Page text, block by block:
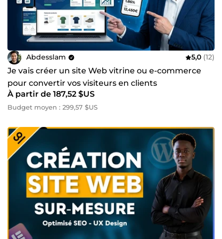
Abdesslam 5,0 (12)
Je vais créer un site Web vitrine ou e-commerce
pour convertir vos visiteurs en clients
À partir de 187,52 $US
Budget moyen : 299,57 $US